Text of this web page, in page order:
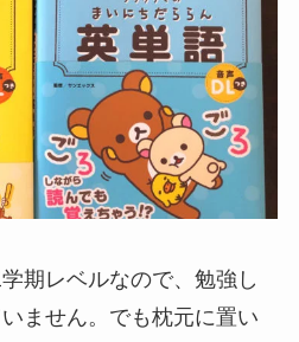
期レベルなので、勉強し
ません。でも枕元に置い